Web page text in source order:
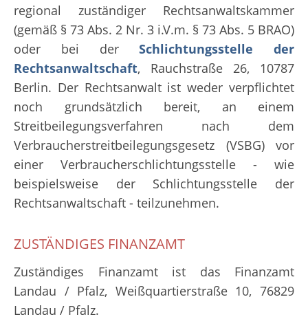
regional zuständiger Rechtsanwaltskammer
(gemäß § 73 Abs. 2 Nr. 3 i.V.m. § 73 Abs. 5 BRAO)
oder bei derSchlichtungsstelle der
Rechtsanwaltschaft, Rauchstraße 26, 10787
Berlin. Der Rechtsanwalt ist weder verpflichtet
noch grundsätzlich bereit, an einem
Streitbeilegungsverfahren nach dem
Verbraucherstreitbeilegungsgesetz (VSBG) vor
einer Verbraucherschlichtungsstelle - wie
beispielsweise der Schlichtungsstelle der
Rechtsanwaltschaft - teilzunehmen.
ZUSTÄNDIGES FINANZAMT
Zuständiges Finanzamt ist das Finanzamt
Landau / Pfalz, Weißquartierstraße 10, 76829
Landau / Pfalz.